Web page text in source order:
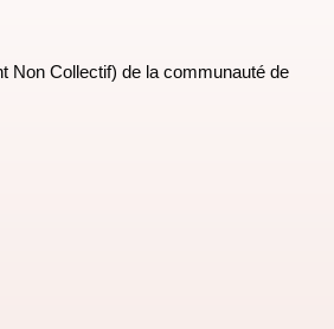
Non Collectif) de la communauté de